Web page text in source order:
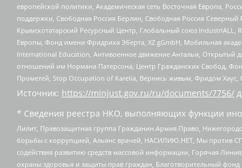
европейской политики, Академическая сеть Восточная Европа,
поддержки, Свободная Россия Берлин, Свободная Россия
Крымскотатарский Ресурсный Центр, Глобальный союз
Европы, Фонд имени Фридриха Эберта, XZ gGmbH, Мобильная
International Education, Антивоенное движение Антальи, Открытый
отношений им Нормана Патерсона, Центр Гражданских Свобод,
Прометей, Stop Occupation of Karelia, Вернись живым, Фридом
Источник: https://minjust.gov.ru/ru/documents/7756/
* Сведения реестра НКО, выполняющих функции
Лилит, Правозащитная группа Гражданин.Армия.Право,
борьбы с коррупцией, Альянс врачей, НАСИЛИЮ.НЕТ, Мы против
содействия развитию средств массовой информации, Горячая
охраны здоровья и защиты прав граждан, Благотворительный